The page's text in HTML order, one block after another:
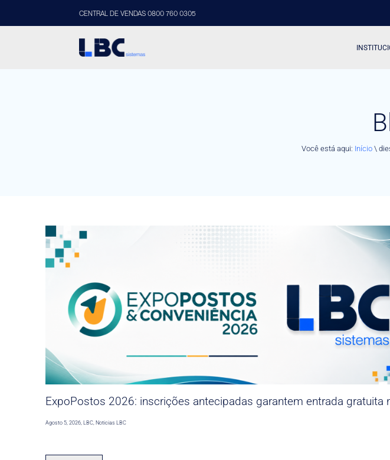
CENTRAL DE VENDAS 0800 760 0305
Você está aqui: Início\
ExpoPostos 2026: inscrições antecipadas garantem entrada gratuita
Agosto 5, 2026,LBC,Noticias LBC